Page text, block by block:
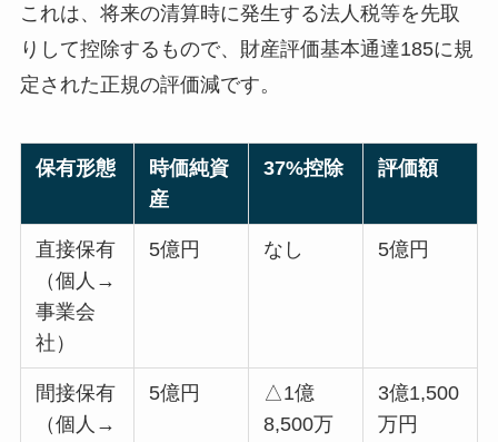
これは、将来の清算時に発生する法人税等を先取
りして控除するもので、財産評価基本通達185に規
定された正規の評価減です。
保有形態
時価純資
産
37%控除 評価額
直接保有
（個人→
事業会
社）
5億円 なし 5億円
間接保有
（個人→
5億円
△1億
8,500万
3億1,500
万円